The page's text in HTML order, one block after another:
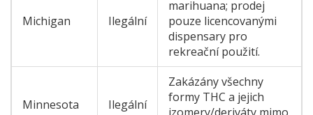
Michigan Ilegální
marihuana; prodej
pouze licencovanými
dispensary pro
rekreační použití.
Minnesota Ilegální
Zakázány všechny
formy THC a jejich